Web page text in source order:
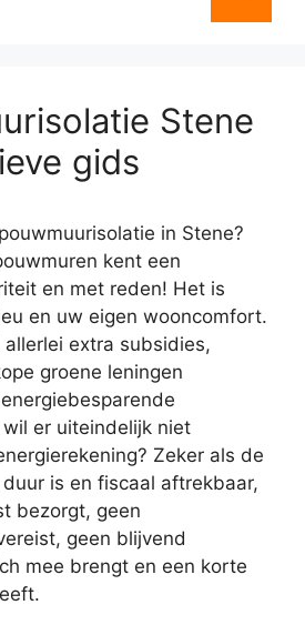
Stene
gids
in Stene?
kent een
en met reden! Het is
en uw eigen wooncomfort.
allerlei extra subsidies,
groene leningen
er uiteindelijk niet
Zeker als de
is en fiscaal aftrekbaar,
bezorgt, geen
geen blijvend
mee brengt en een korte